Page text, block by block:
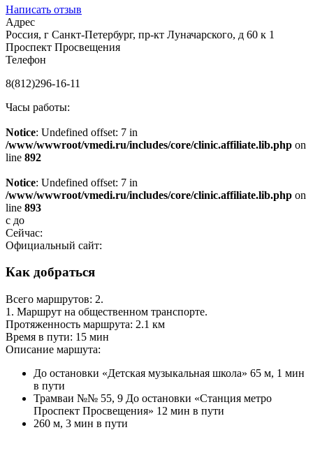
Написать отзыв
Адрес
Россия, г Санкт-Петербург, пр-кт Луначарского, д 60 к 1
Проспект Просвещения
Телефон
8(812)296-16-11
Часы работы:
Notice: Undefined offset: 7 in
/www/wwwroot/vmedi.ru/includes/core/clinic.affiliate.lib.php on
line 892
Notice: Undefined offset: 7 in
/www/wwwroot/vmedi.ru/includes/core/clinic.affiliate.lib.php on
line 893
с до
Сейчас:
Официальный сайт:
Как добраться
Всего маршрутов: 2.
1. Маршрут на общественном транспорте.
Протяженность маршрута: 2.1 км
Время в пути: 15 мин
Описание маршута:
До остановки «Детская музыкальная школа» 65 м, 1 мин
в пути
Трамваи №№ 55, 9 До остановки «Станция метро
Проспект Просвещения» 12 мин в пути
260 м, 3 мин в пути